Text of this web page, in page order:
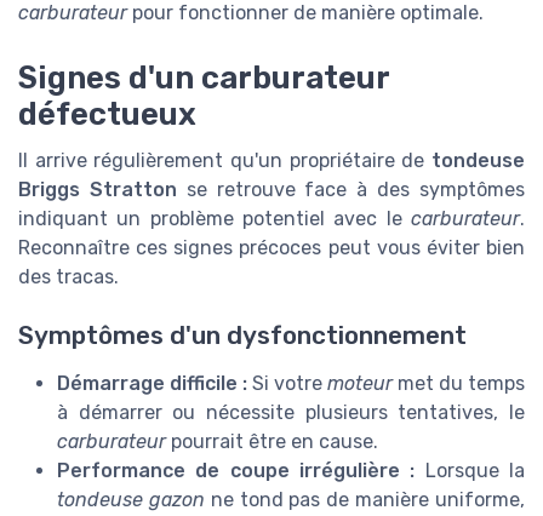
carburateurpour fonctionner de manière optimale.
Signes d'un carburateur
défectueux
Il arrive régulièrement qu'un propriétaire de tondeuse
Briggs Stratton se retrouve face à des symptômes
indiquant un problème potentiel avec le carburateur.
Reconnaître ces signes précoces peut vous éviter bien
des tracas.
Symptômes d'un dysfonctionnement
Démarrage difficile : Si votre moteurmet du temps
à démarrer ou nécessite plusieurs tentatives, le
carburateurpourrait être en cause.
Performance de coupe irrégulière : Lorsque la
tondeuse gazon ne tond pas de manière uniforme,